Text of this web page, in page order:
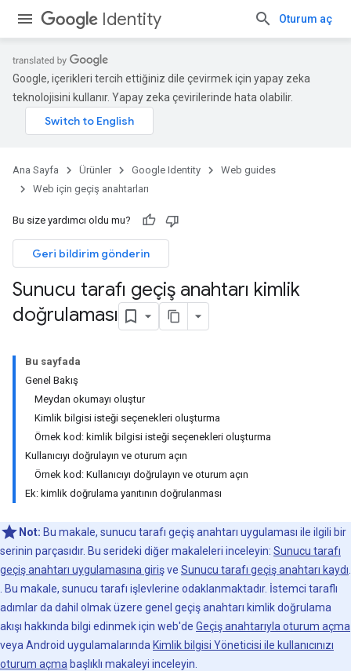
Identity Oturum aç
Google, içerikleri tercih ettiğiniz dile çevirmek için yapay zeka
teknolojisini kullanır. Yapay zeka çevirilerinde hata olabilir.
Ana Sayfa Ürünler Google Identity
Web guides
Web için geçiş anahtarları
Bu size yardımcı oldu mu?
Geri bildirim gönderin
Sunucu tarafı geçiş anahtarı kimlik
doğrulaması
Bu sayfada
Genel Bakış
Meydan okumayı oluştur
Kimlik bilgisi isteği seçenekleri oluşturma
Örnek kod: kimlik bilgisi isteği seçenekleri oluşturma
Kullanıcıyı doğrulayın ve oturum açın
Örnek kod: Kullanıcıyı doğrulayın ve oturum açın
Ek: kimlik doğrulama yanıtının doğrulanması
Not: Bu makale, sunucu tarafı geçiş anahtarı uygulaması ile ilgili bir
serinin parçasıdır. Bu serideki diğer makaleleri inceleyin: Sunucu tarafı
geçiş anahtarı uygulamasına girişve Sunucu tarafı geçiş anahtarı kaydı
. Bu makale, sunucu tarafı işlevlerine odaklanmaktadır. İstemci taraflı
adımlar da dahil olmak üzere genel geçiş anahtarı kimlik doğrulama
akışı hakkında bilgi edinmek için web'de Geçiş anahtarıyla oturum açma
veya Android uygulamalarında Kimlik bilgisi Yöneticisi ile kullanıcınızı
oturum açma başlıklı makaleyi inceleyin.